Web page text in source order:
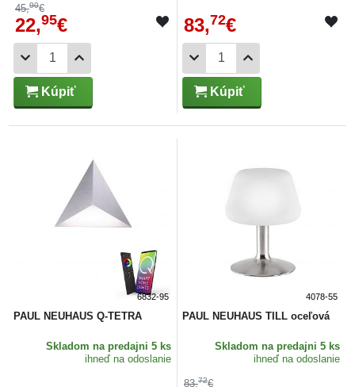
45,90€
22,95€
Kúpiť
83,72€
Kúpiť
6832-95
PAUL NEUHAUS Q-TETRA
Skladom na predajni 5 ks
ihneď na odoslanie
4078-55
PAUL NEUHAUS TILL oceľová
Skladom na predajni 5 ks
ihneď na odoslanie
83,72€